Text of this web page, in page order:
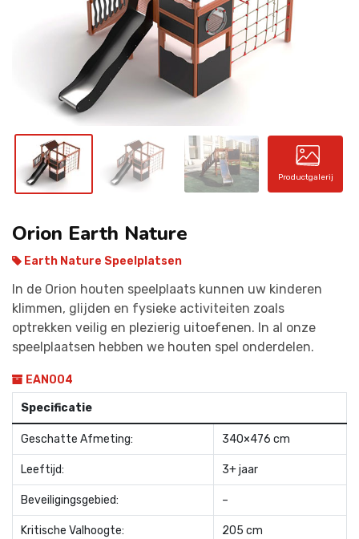
Productgalerij
Orion Earth Nature
Earth Nature Speelplatsen
In de Orion houten speelplaats kunnen uw kinderen
klimmen, glijden en fysieke activiteiten zoals
optrekken veilig en plezierig uitoefenen. In al onze
speelplaatsen hebben we houten spel onderdelen.
EAN004
Specificatie
Geschatte Afmeting: 340×476 cm
Leeftijd: 3+ jaar
Beveiligingsgebied: –
Kritische Valhoogte: 205 cm